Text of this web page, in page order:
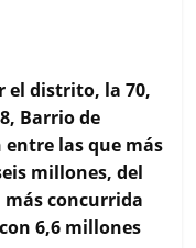
el distrito, la 70,
Barrio de
las que más
millones, del
más concurrida
6,6 millones